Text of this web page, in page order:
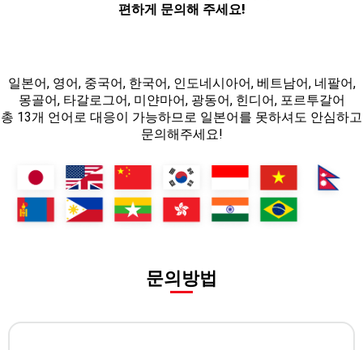
편하게 문의해 주세요!
일본어, 영어, 중국어, 한국어, 인도네시아어, 베트남어, 네팔어,
몽골어, 타갈로그어, 미얀마어, 광동어, 힌디어, 포르투갈어
총 13개 언어로 대응이 가능하므로 일본어를 못하셔도 안심하고
문의해주세요!
문의방법